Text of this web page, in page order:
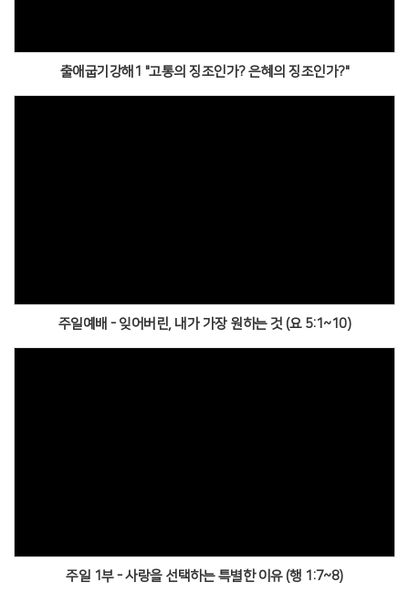
출애굽기강해1 "고통의 징조인가? 은혜의 징조인가?"
주일예배 - 잊어버린, 내가 가장 원하는 것 (요 5:1~10)
주일 1부 - 사랑을 선택하는 특별한 이유 (행 1:7~8)